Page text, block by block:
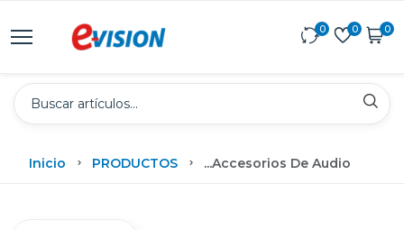
0 0 0
Inicio PRODUCTOS ...Accesorios De Audio